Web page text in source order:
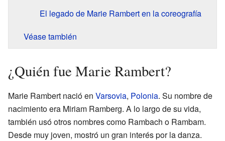
El legado de Marie Rambert en la coreografía
Véase también
¿Quién fue Marie Rambert?
Marie Rambert nació en Varsovia, Polonia. Su nombre de
nacimiento era Miriam Ramberg. A lo largo de su vida,
también usó otros nombres como Rambach o Rambam.
Desde muy joven, mostró un gran interés por la danza.